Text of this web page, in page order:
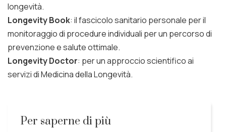
longevità.
Longevity Book: il fascicolo sanitario personale per il
monitoraggio di procedure individuali per un percorso di
prevenzione e salute ottimale.
Longevity Doctor: per un approccio scientifico ai
servizi di Medicina della Longevità.
Per saperne di più